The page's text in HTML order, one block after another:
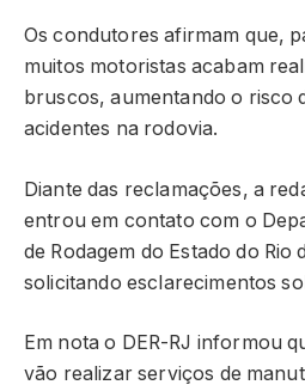
Os condutores afirmam que,
muitos motoristas acabam
bruscos, aumentando o risco
acidentes na rodovia.
Diante das reclamações, a
entrou em contato com o
de Rodagem do Estado do Rio
solicitando esclarecimentos
Em nota o DER-RJ informou
vão realizar serviços de